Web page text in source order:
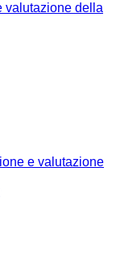
valutazione della
e valutazione